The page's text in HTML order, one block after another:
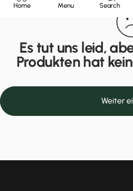
Home Menu Search
Es tut uns leid,
Produkten hat
Weiter